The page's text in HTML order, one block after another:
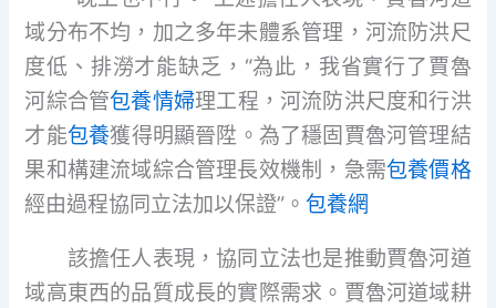
域分布不均，加之多年未體系管理，河流防洪尺
度低、排澇才能缺乏，“為此，我省實行了賈魯
河綜合管包養情婦理工程，河流防洪尺度和行洪
才能包養獲得明顯晉陞。為了穩固賈魯河管理結
果和構建流域綜合管理長效機制，急需包養價格
經由過程協同立法加以保證”。包養網
該擔任人表現，協同立法也是推動賈魯河道
域高東西的品質成長的實際需求。賈魯河道域耕